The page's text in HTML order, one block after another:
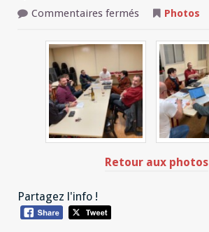
Commentaires ferméssur
2022
Photos
Retour aux photos
Partagez l'info !